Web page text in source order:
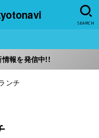
SEARCH
報を発信中!!
ンチ